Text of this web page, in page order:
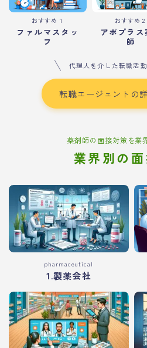
おすすめ１
ファルマスタッ
フ
おすすめ２
アポプラス
師
代理人を介した転職活
転職エージェントの
薬剤師の面接対策を業
業界別の
pharmaceutical
1.製薬会社